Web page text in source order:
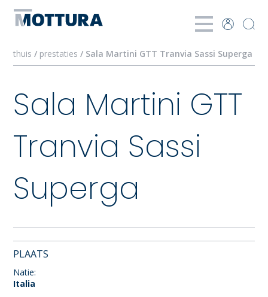
thuis / prestaties / Sala Martini GTT Tranvia Sassi Superga
Sala Martini GTT
Tranvia Sassi
Superga
PLAATS
Natie:
Italia